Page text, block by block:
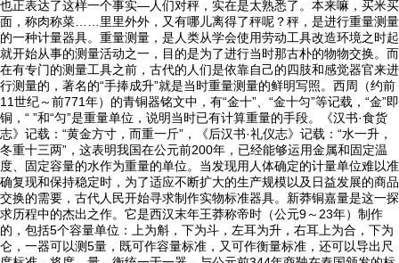
也正表达了这样一个事实—人们对秤，实在是太熟悉了。本来嘛，买米买
面，称肉称菜……里里外外，又有哪儿离得了秤呢？秤，是进行重量测量
的一种计量器具。重量测量，是人类从学会使用劳动工具改造环境之时起
就开始从事的测量活动之一，目的是为了进行当时那古朴的物物交换。而
在有专门的测量工具之前，古代的人们是依靠自己的四肢和感觉器官来进
行测量的，著名的“手捧成升”就是当时重量测量的鲜明写照。西周（约前
11世纪～前771年）的青铜器铭文中，有“金十”、“金十匀”等记载，“金”即
铜，“ ”和“匀”是重量单位，说明当时已有计算重量的手段。《汉书·食货
志》记载：“黄金方寸，而重一斤”，《后汉书·礼仪志》记载：“水一升，
冬重十三两”，这表明我国在公元前200年，已经能够运用金属和固定温
度、固定容量的水作为重量的单位。当发现用人体确定的计量单位难以准
确复现和保持稳定时，为了适应不断扩大的生产规模以及日益发展的商品
交换的需要，古代人民开始寻求制作实物标准器具。新莽铜嘉量是这一探
求历程中的杰出之作。它是西汉末年王莽称帝时（公元9～23年）制作
的，包括5个容量单位：上为斛，下为斗，左耳为升，右耳上为合，下为
仑，一器可以测5量，既可作容量标准，又可作衡量标准，还可以导出尺